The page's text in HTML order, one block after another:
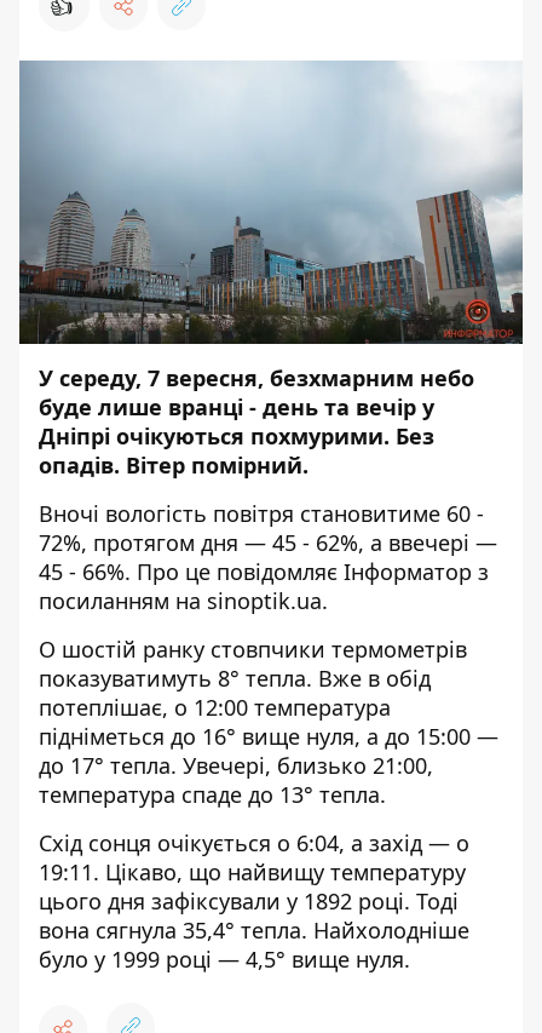
У середу, 7 вересня, безхмарним небо
буде лише вранці - день та вечір у
Дніпрі очікуються похмурими. Без
опадів. Вітер помірний.
Вночі вологість повітря становитиме 60 -
72%, протягом дня — 45 - 62%, а ввечері —
45 - 66%. Про це повідомляє Інформатор з
посиланням на sinoptik.ua.
О шостій ранку стовпчики термометрів
показуватимуть 8° тепла. Вже в обід
потеплішає, о 12:00 температура
підніметься до 16° вище нуля, а до 15:00 —
до 17° тепла. Увечері, близько 21:00,
температура спаде до 13° тепла.
Схід сонця очікується о 6:04, а захід — о
19:11. Цікаво, що найвищу температуру
цього дня зафіксували у 1892 році. Тоді
вона сягнула 35,4° тепла. Найхолодніше
було у 1999 році — 4,5° вище нуля.